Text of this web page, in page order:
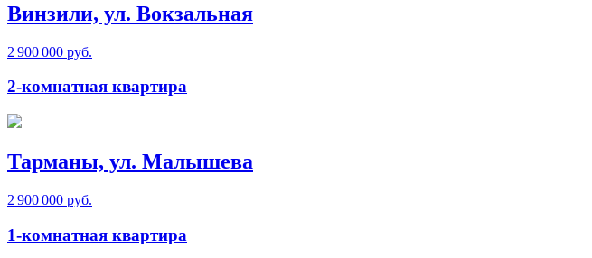
Винзили, ул. Вокзальная
2 900 000 руб.
2-комнатная квартира
Тарманы, ул. Малышева
2 900 000 руб.
1-комнатная квартира